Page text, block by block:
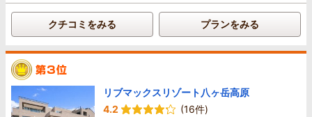
クチコミをみる プランをみる
リブマックスリゾート八ヶ岳高原
4.2
(16件)